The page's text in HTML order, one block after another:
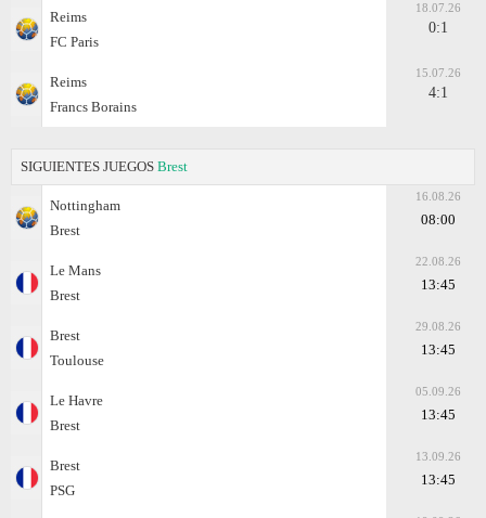
Reims
FC Paris
18.07.26
0:1
Reims
Francs Borains
15.07.26
4:1
SIGUIENTES JUEGOS Brest
Nottingham
Brest
16.08.26
08:00
Le Mans
Brest
22.08.26
13:45
Brest
Toulouse
29.08.26
13:45
Le Havre
Brest
05.09.26
13:45
Brest
PSG
13.09.26
13:45